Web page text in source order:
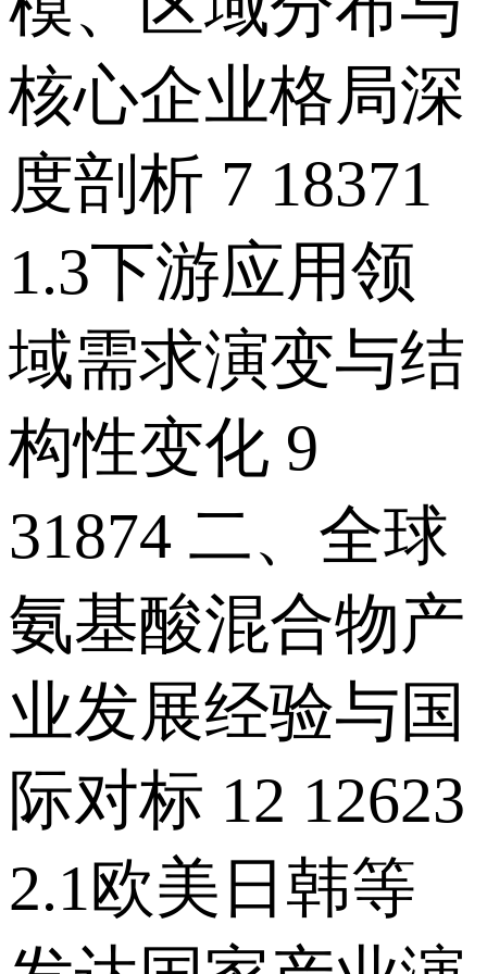
核心企业格局深
度剖析 7 18371
1.3下游应用领
域需求演变与结
构性变化 9
31874 二、全球
氨基酸混合物产
业发展经验与国
际对标 12 12623
2.1欧美日韩等